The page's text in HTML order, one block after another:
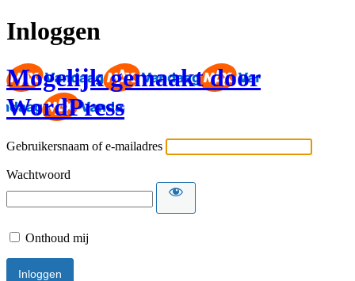
Inloggen
Mogelijk gemaakt door
WordPress
Gebruikersnaam of e-mailadres
Wachtwoord
Onthoud mij